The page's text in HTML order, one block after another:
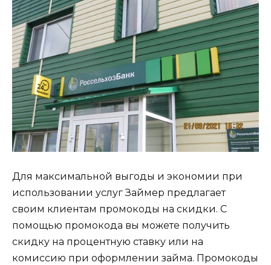
Для максимальной выгоды и экономии при
использовании услуг Займер предлагает
своим клиентам промокоды на скидки. С
помощью промокода вы можете получить
скидку на процентную ставку или на
комиссию при оформлении займа. Промокоды